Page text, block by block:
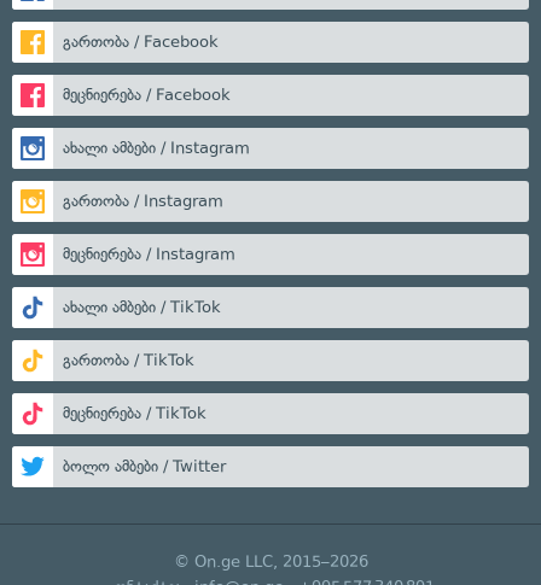
გართობა / Facebook
მეცნიერება / Facebook
ახალი ამბები / Instagram
გართობა / Instagram
მეცნიერება / Instagram
ახალი ამბები / TikTok
გართობა / TikTok
მეცნიერება / TikTok
ბოლო ამბები / Twitter
© On.ge LLC, 2015–2026